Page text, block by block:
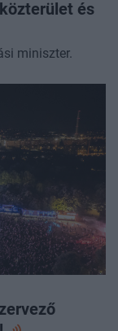
és
miniszter.